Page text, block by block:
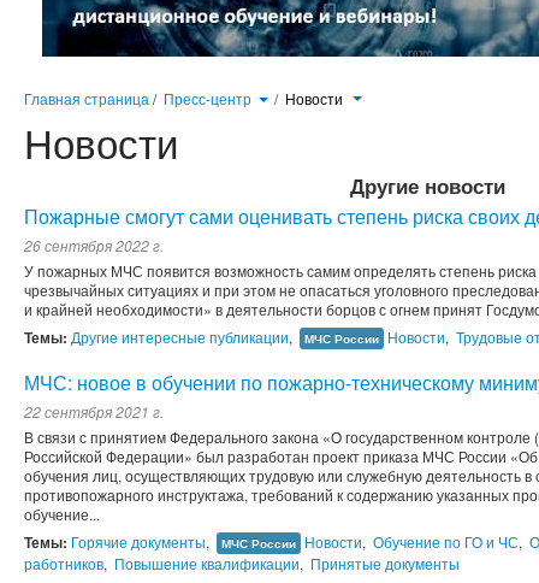
Главная страница / Пресс-центр / Новости
Новости
Другие новости
Пожарные смогут сами оценивать степень риска своих
26 сентября 2022 г.
У пожарных МЧС появится возможность самим определять степень
чрезвычайных ситуациях и при этом не опасаться уголовного
и крайней необходимости» в деятельности борцов с огнем принят
Темы: Другие интересные публикации, МЧС России Новости, Трудовые
МЧС: новое в обучении по пожарно-техническому
22 сентября 2021 г.
В связи с принятием Федерального закона «О государственном
Российской Федерации» был разработан проект приказа МЧС России
обучения лиц, осуществляющих трудовую или служебную деятельность в
противопожарного инструктажа, требований к содержанию указанных
обучение...
Темы: Горячие документы, МЧС России Новости, Обучение по ГО и ЧС,
работников, Повышение квалификации, Принятые документы